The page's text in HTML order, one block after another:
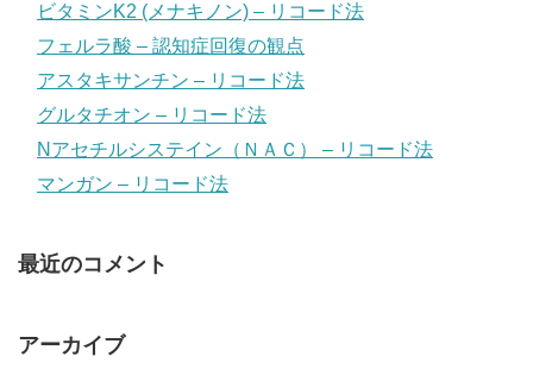
ビタミンK2 (メナキノン) – リコード法
フェルラ酸 – 認知症回復の観点
アスタキサンチン – リコード法
グルタチオン – リコード法
Nアセチルシステイン（ＮＡＣ） – リコード法
マンガン – リコード法
最近のコメント
アーカイブ